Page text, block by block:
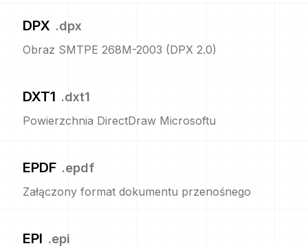
DPX .dpx
Obraz SMTPE 268M-2003 (DPX 2.0)
DXT1 .dxt1
Powierzchnia DirectDraw Microsoftu
EPDF .epdf
Załączony format dokumentu przenośnego
EPI .epi